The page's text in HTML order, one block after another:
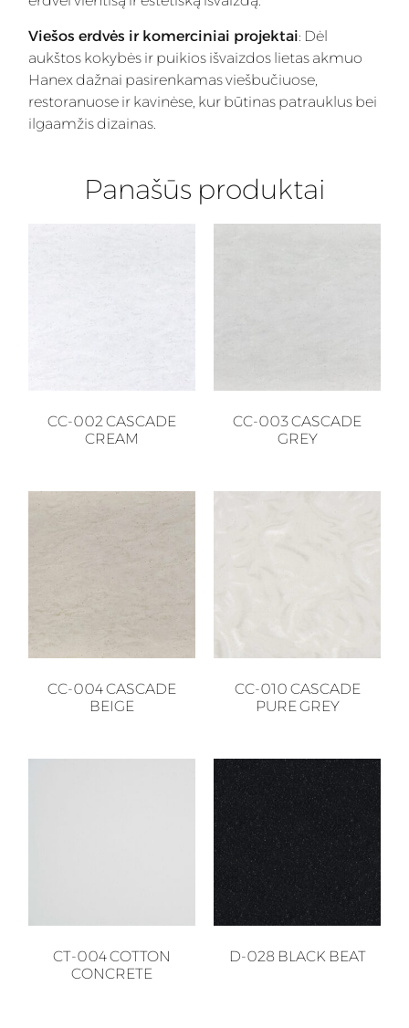
Viešos erdvės ir komerciniai projektai: Dėl
aukštos kokybės ir puikios išvaizdos lietas akmuo
Hanex dažnai pasirenkamas viešbučiuose,
restoranuose ir kavinėse, kur būtinas patrauklus bei
ilgaamžis dizainas.
Panašūs produktai
CC-002 CASCADE
CREAM
CC-003 CASCADE
GREY
CC-004 CASCADE
BEIGE
CC-010 CASCADE
PURE GREY
CT-004 COTTON
CONCRETE
D-028 BLACK BEAT